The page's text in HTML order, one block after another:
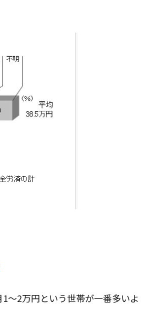
～2万円という世帯が一番多いよ